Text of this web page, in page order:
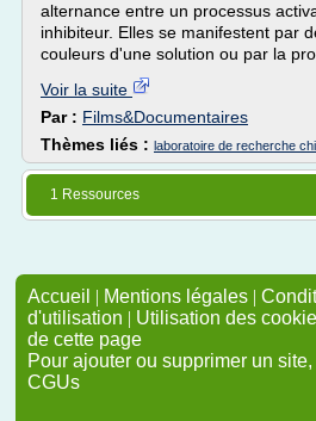
alternance entre un processus
inhibiteur. Elles se manifestent par
couleurs d'une solution ou par la
Voir la suite
Par : Films&Documentaires
Thèmes liés : laboratoire de recherche
1 Ressources
Accueil | Mentions légales |
d'utilisation | Utilisation des
de cette page
Pour ajouter ou supprimer un
CGUs